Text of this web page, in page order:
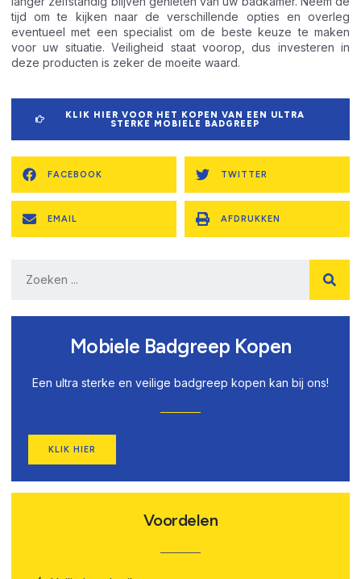
tijd om te kijken naar de verschillende opties en overleg
eventueel met een specialist om de beste keuze te maken
voor uw situatie. Veiligheid staat voorop, dus investeren in
deze producten is zeker de moeite waard.
KLIK HIER VOOR HET KOPEN VAN EEN ULTRA
STERKE MOBIELE BADGREEP
FACEBOOK TWITTER
EMAIL AFDRUKKEN
Mobiele Badgreep Kopen
Een ultra sterke en veilige badgreep kopen kan bij ons!
KLIK HIER
Voordelen